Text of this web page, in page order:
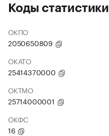
Коды статистики
ОКПО
2050650809
ОКАТО
25414370000
ОКТМО
25714000001
ОКФС
16